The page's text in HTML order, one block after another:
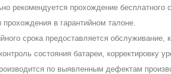
рекомендуется прохождение бесплатного
в гарантийном талоне.
срока предоставляется
состояния батареи, корректировку
по выявленным дефектам